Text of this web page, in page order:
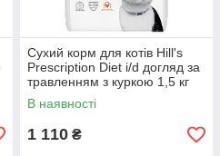
Сухий корм для котів Hill's
Prescription Diet i/d догляд за
травленням з куркою 1,5 кг
В наявності
1 110 ₴